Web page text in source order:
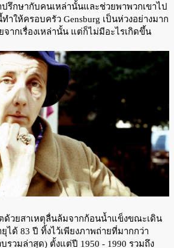
กษากับคนเหล่านั้นและช่วยพาพวกเขาไป
ำให้ครอบครัว Gensburg เป็นห่วงอย่างมาก
จากเรื่องเหล่านั้น แต่ก็ไม่มีอะไรเกิดขึ้น
ตด้วยสาเหตุลื่นล้มจากก้อนน้ำแข็งขณะเดิน
ยุได้ 83 ปี ทิ้งไว้เพียงภาพถ่ายที่มากกว่า
รวมล่าสุด) ตั้งแต่ปี 1950 - 1990 รวมถึง